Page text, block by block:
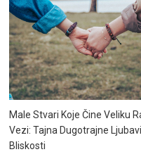
Male Stvari Koje Čine Veliku
Vezi: Tajna Dugotrajne Ljubavi I
Bliskosti